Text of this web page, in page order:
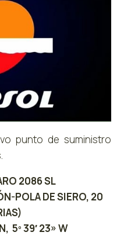
punto de suministro
2086 SL
POLA DE SIERO, 20
5º 39′ 23» W